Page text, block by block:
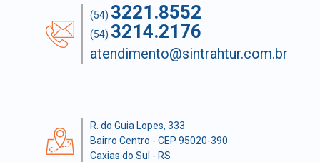
(54) 3221.8552
(54) 3214.2176
atendimento@sintrahtur.com.br
R. do Guia Lopes, 333
Bairro Centro - CEP 95020-390
Caxias do Sul - RS